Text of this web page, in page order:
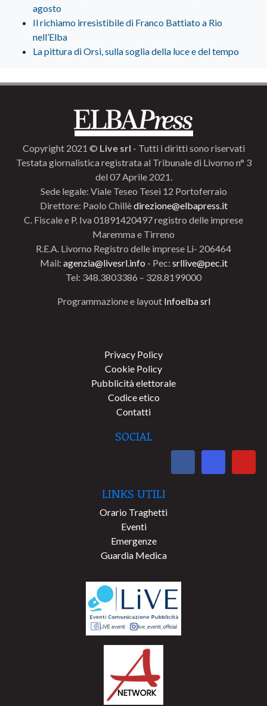
agosto
Il richiamo irresistibile di Franco Battiato a Rio
nell’Elba
La pittura di Orsi, sulla soglia della luce e del tempo
Copyright 2021 © Live srl - Tutti i diritti sono riservati
Testata giornalistica registrata al Tribunale di Livorno n° 3
del 07 Aprile 2021.
Sede legale: Viale Teseo Tesei 12 Portoferraio
Direttore: Paolo Chillèdirezione@elbapress.it
C. Fiscale e P. Iva 01891420497 registro delle imprese
Maremma e Tirreno
R.E.A. Livorno Registro delle imprese Li- 206464
Mail: agenzia@livesrl.info - Pec: srllive@pec.it
Tel: 348.3803386 – 328.8199000
Programmazione e layout Infoelba srl
Privacy Policy
Cookie Policy
Pubblicità elettorale
Codice etico
Contatti
SOCIAL
LINKS UTILI
Orario Traghetti
Eventi
Emergenze
Guardia Medica